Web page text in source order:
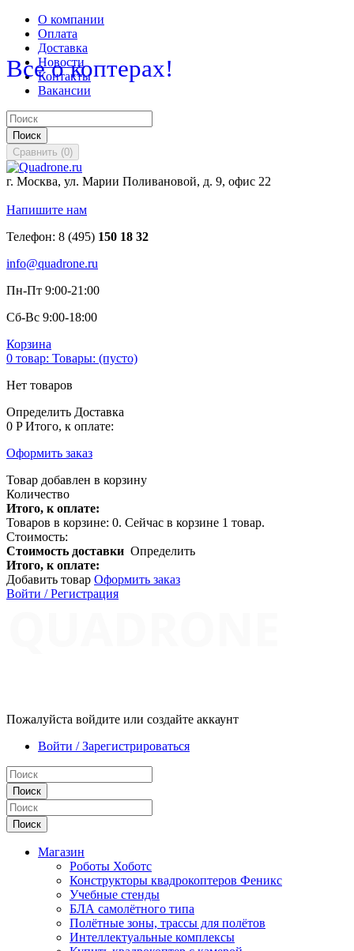
О компании
Оплата
Доставка
Новости
Контакты
Вакансии
Поиск
Сравнить (0)
Все о коптерах!
г. Москва, ул. Марии Поливановой, д. 9, офис 22
Напишите нам
Телефон: 8 (495) 150 18 32
info@quadrone.ru
Пн-Пт 9:00-21:00
Сб-Вс 9:00-18:00
Корзина
0 товар: Товары: (пусто)
Нет товаров
Определить Доставка
0 P Итого, к оплате:
Оформить заказ
Товар добавлен в корзину
Количество
Итого, к оплате:
Товаров в корзине: 0. Сейчас в корзине 1 товар.
Стоимость:
Стоимость доставки Определить
Итого, к оплате:
Добавить товар Оформить заказ
Войти / Регистрация
Пожалуйста войдите или создайте аккаунт
Войти / Зарегистрироваться
Поиск
Поиск
Магазин
Роботы Хоботс
Конструкторы квадрокоптеров Феникс
Учебные стенды
БЛА самолётного типа
Полётные зоны, трассы для полётов
Интеллектуальные комплексы